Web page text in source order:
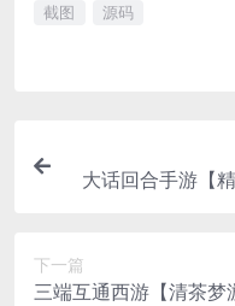
截图
源码
大话回合手游【
下一篇
三端互通西游【清茶